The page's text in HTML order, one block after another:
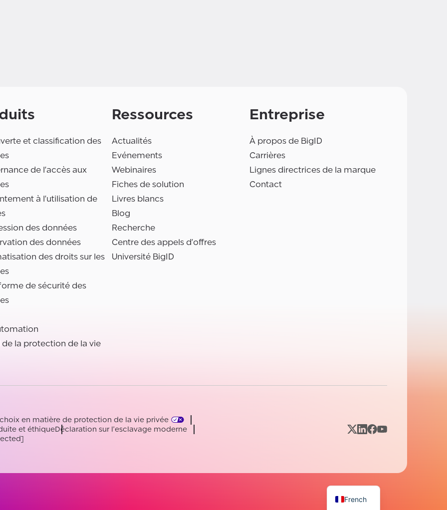
et classification des
de l'accès aux
à l'utilisation de
des données
des données
des droits sur les
de sécurité des
de la protection de la vie
Ressources
Actualités
Evénements
Webinaires
Fiches de solution
Livres blancs
Blog
Recherche
Centre des appels d'offres
Université BigID
Entreprise
À propos de BigID
Carrières
Lignes directrices de la marque
Contact
en matière de protection de la vie privée
et éthiqueDéclaration sur l'esclavage moderne
French